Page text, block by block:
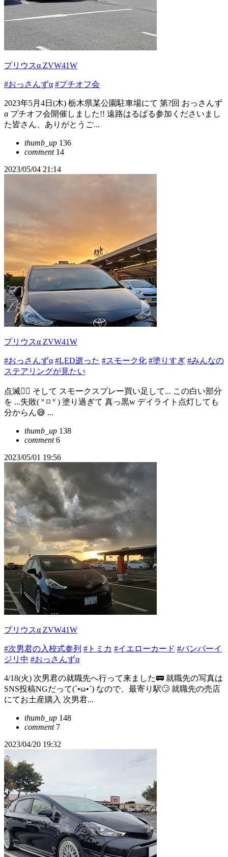
プリウスα ZVW41W
#おっさんずα #プチオフ会
2023年5月4日(木) 栃木県某公園駐車場にて 第?回 おっさんず‪
α‬ プチオフ会開催しました!! 遠路はるばる参加くださいまし
た皆さん、ありがとうご...
thumb_up 136
comment14
2023/05/04 21:14
プリウスα ZVW41W
#おっさんずα #LED逝った #スモーク化 #塗りすぎ #みんなの
ステアリングが見たい
点滅😮‍💨 そして スモークスプレー買い足して... この白い部分
を ...失敗( ˟ ⌑ ˟ ) 塗り過ぎて 真っ黒w デイライト点灯しても
分からん😅 ...
thumb_up 138
comment6
2023/05/01 19:56
プリウスα ZVW41W
#次男君の入校式参列 #トミカ #イエローカード #バンパーイ
ジリ中 #おっさんずα
4/18(火) 次男君の就職先へ行って来ました🚃 就職先の写真は
SNS投稿NGだって(´•ω•`) なので、最寄り駅🙄 就職先の売店
にてお土産購入 次男君...
thumb_up 148
comment7
2023/04/20 19:32